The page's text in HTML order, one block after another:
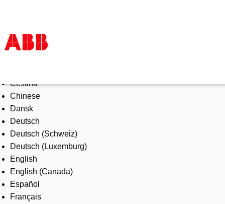
Products & Solutions
Industries
Services
About us
Where to buy
Contact us
Careers
Čeština
Chinese
Dansk
Deutsch
Deutsch (Schweiz)
Deutsch (Luxemburg)
English
English (Canada)
Español
Français